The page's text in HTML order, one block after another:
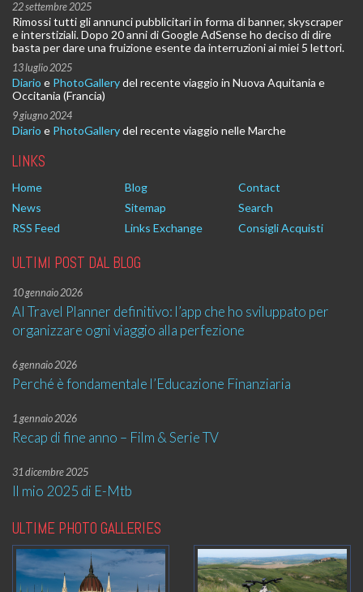
22 settembre 2025
Rimossi tutti gli annunci pubblicitari in forma di banner, skyscraper
e interstiziali. Dopo 20 anni di Google AdSense ho deciso di dire
basta per dare una fruizione esente da interruzioni ai miei 5 lettori.
13 luglio 2025
Diario e PhotoGallerydel recente viaggio in Nuova Aquitania e
Occitania (Francia)
9 giugno 2024
Diario e PhotoGallerydel recente viaggio nelle Marche
LINKS
Home Blog
Contact
News
Sitemap
Search
RSS Feed
Links Exchange Consigli Acquisti
ULTIMI POST DAL BLOG
10 gennaio 2026
AI Travel Planner definitivo: l’app che ho sviluppato per
organizzare ogni viaggio alla perfezione
6 gennaio 2026
Perché è fondamentale l’Educazione Finanziaria
1 gennaio 2026
Recap di fine anno – Film & Serie TV
31 dicembre 2025
Il mio 2025 di E-Mtb
ULTIME PHOTO GALLERIES